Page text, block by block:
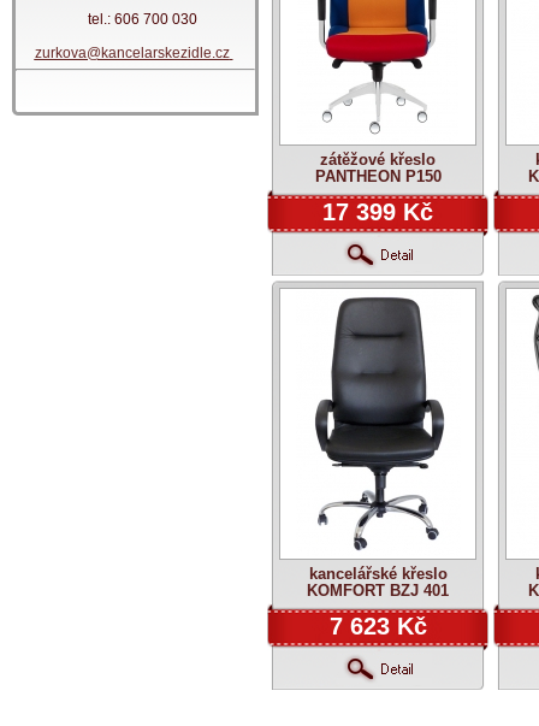
tel.: 606 700 030
zurkova@kancelarskezidle.cz
zátěžové křeslo
PANTHEON P150
17 399 Kč
kancelářské křeslo
KOMFORT BZJ 401
7 623 Kč